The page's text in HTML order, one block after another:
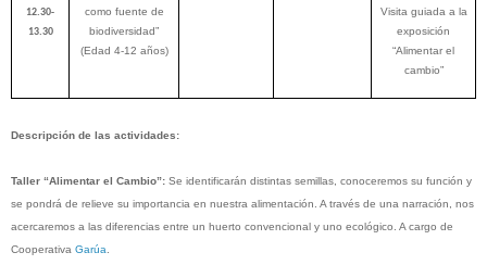
12.30-
13.30
como fuente de
biodiversidad”
(Edad 4-12 años)
Visita guiada a la
exposición
“Alimentar el
cambio”
Descripción de las actividades:
Taller “Alimentar el Cambio”: Se identificarán distintas semillas, conoceremos su función y
se pondrá de relieve su importancia en nuestra alimentación. A través de una narración, nos
acercaremos a las diferencias entre un huerto convencional y uno ecológico. A cargo de
Cooperativa Garúa